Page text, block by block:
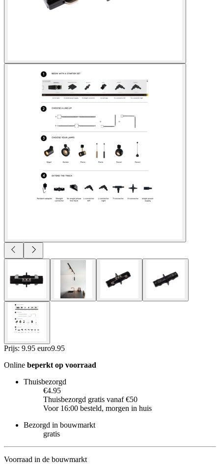
Prijs: 9.95 euro9.95
Online beperkt op voorraad
Thuisbezorgd
€4.95
Thuisbezorgd gratis vanaf €50
Voor 16:00 besteld, morgen in huis
Bezorgd in bouwmarkt
gratis
Voorraad in de bouwmarkt